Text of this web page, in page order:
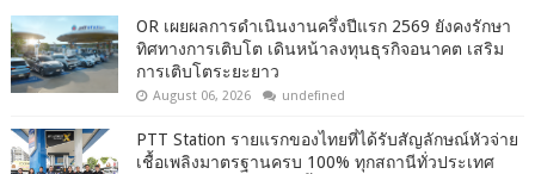
OR เผยผลการดำเนินงานครึ่งปีแรก 2569 ยังคงรักษา
ทิศทางการเติบโต เดินหน้าลงทุนธุรกิจอนาคต เสริม
การเติบโตระยะยาว
August 06, 2026 undefined
PTT Station รายแรกของไทยที่ได้รับสัญลักษณ์หัวจ่าย
เชื้อเพลิงมาตรฐานครบ 100% ทุกสถานีทั่วประเทศ